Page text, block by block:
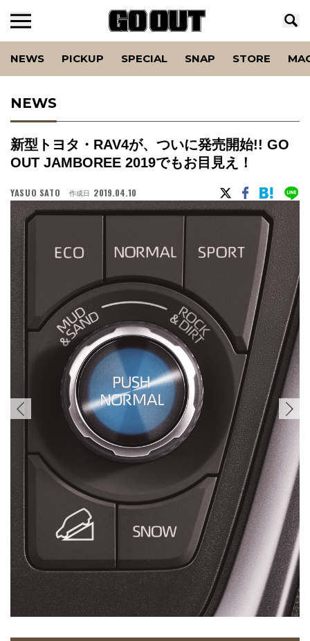
NEWS PICKUP SPECIAL SNAP STORE
NEWS
新型トヨタ・RAV4が、ついに発売開始!! GO
OUT JAMBOREE 2019でもお目見え！
YASUO SATO 作成日 2019.04.10